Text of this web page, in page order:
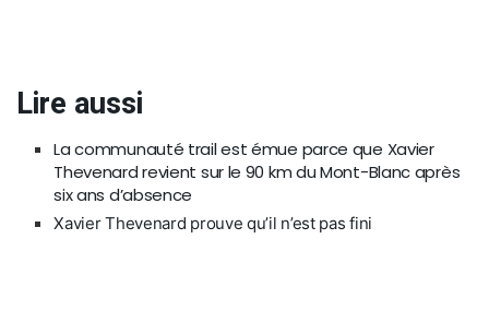
Lire aussi
La communauté trail est émue parce que Xavier
Thevenard revient sur le 90 km du Mont-Blanc après
six ans d’absence
Xavier Thevenard prouve qu’il n’est pas fini